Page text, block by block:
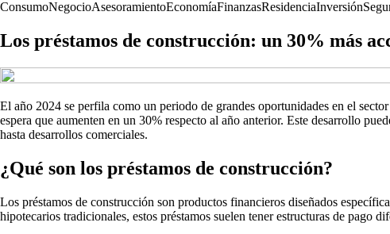
ConsumoNegocioAsesoramientoEconomíaFinanzasResidenciaInversión
Los préstamos de construcción: un 30% más
El año 2024 se perfila como un periodo de grandes oportunidades en el
espera que aumenten en un 30% respecto al año anterior. Este desarrollo
hasta desarrollos comerciales.
¿Qué son los préstamos de construcción?
Los préstamos de construcción son productos financieros diseñados
hipotecarios tradicionales, estos préstamos suelen tener estructuras de pago